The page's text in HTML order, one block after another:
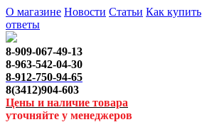
О магазине Новости Статьи Как купить
ответы
8-909-067-49-13
8-963-542-04-30
8-912-750-94-65
8(3412)904-603
Цены и наличие товара
уточняйте у менеджеров